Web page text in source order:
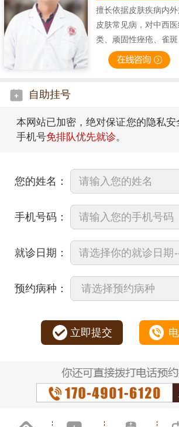
擅长依据皮肤疾病内
皮肤常见病，对中西
类、顽固性痤疮、雀
自助挂号
本网站已加密，绝对保证您的隐私安
手机号免排队优先就诊。
您的姓名：
手机号码：
就诊日期：
预约病种：
立即提交